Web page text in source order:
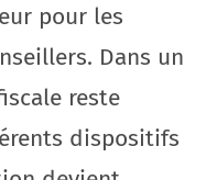
pour les
Dans un
reste
dispositifs